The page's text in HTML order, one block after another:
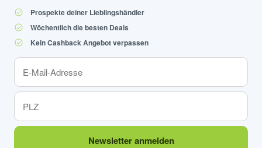
Prospekte deiner Lieblingshändler
Wöchentlich die besten Deals
Kein Cashback Angebot verpassen
Newsletter anmelden